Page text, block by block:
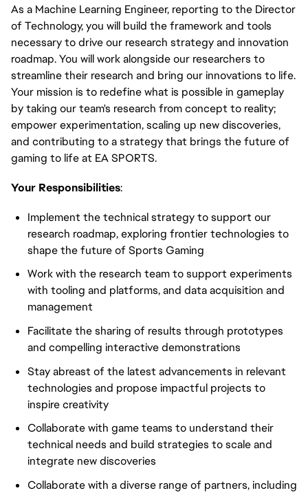
As a Machine Learning Engineer, reporting to the Director
of Technology, you will build the framework and tools
necessary to drive our research strategy and innovation
roadmap. You will work alongside our researchers to
streamline their research and bring our innovations to life.
Your mission is to redefine what is possible in gameplay
by taking our team's research from concept to reality;
empower experimentation, scaling up new discoveries,
and contributing to a strategy that brings the future of
gaming to life at EA SPORTS.
Your Responsibilities:
Implement the technical strategy to support our
research roadmap, exploring frontier technologies to
shape the future of Sports Gaming
Work with the research team to support experiments
with tooling and platforms, and data acquisition and
management
Facilitate the sharing of results through prototypes
and compelling interactive demonstrations
Stay abreast of the latest advancements in relevant
technologies and propose impactful projects to
inspire creativity
Collaborate with game teams to understand their
technical needs and build strategies to scale and
integrate new discoveries
Collaborate with a diverse range of partners, including